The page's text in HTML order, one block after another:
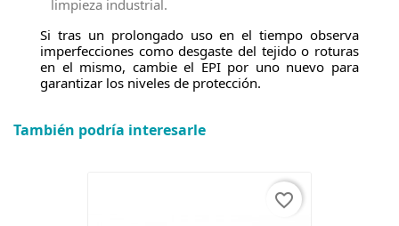
limpieza industrial.
Si tras un prolongado uso en el tiempo observa
imperfecciones como desgaste del tejido o roturas
en el mismo, cambie el EPI por uno nuevo para
garantizar los niveles de protección.
También podría interesarle
favorite_border